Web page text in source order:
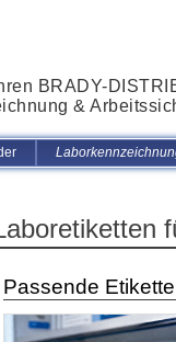
BRADY-
&
Passende